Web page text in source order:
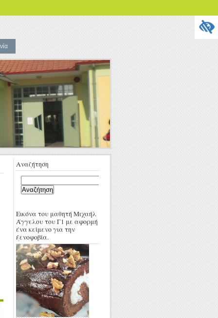
Αναζήτηση
για:
Εικόνα του μαθητή Μιχαήλ
Άγγελου του Γ1 με αφορμή
ένα κείμενο για την
ξενοφοβία.